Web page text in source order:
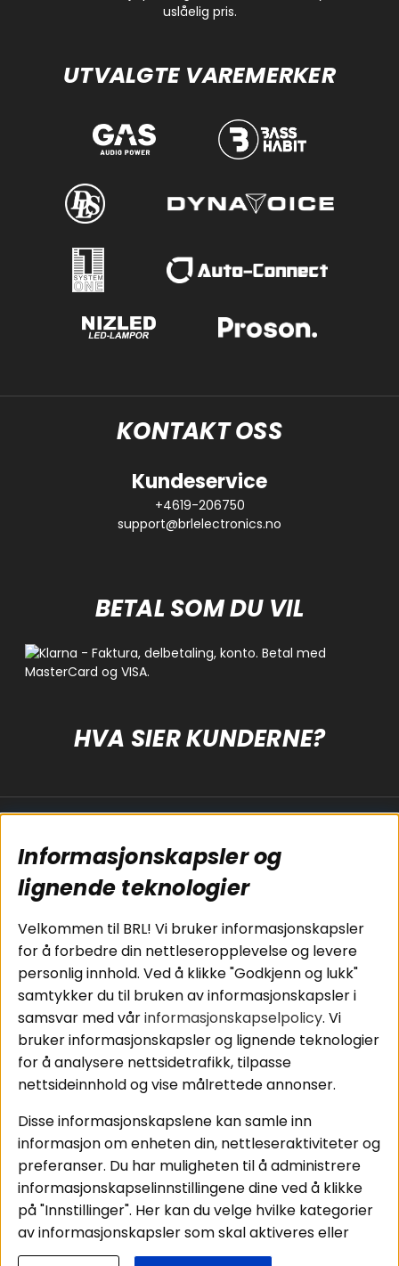
uslåelig pris.
UTVALGTE VAREMERKER
KONTAKT OSS
Kundeservice
+4619-206750
support@brlelectronics.no
BETAL SOM DU VIL
HVA SIER KUNDERNE?
Koblingsguide for
subwoofers
Tilkobling av
bilforsterker
Koblingsguide for
midbasser
Butikker
Våre ambassadører
- Team BRL
Cookies
Kjøpsvilkår
Personvernpolicy
Service / Garanti /
Retur
Billyd
Lyd til hjemmet
Pakkeløsninger
Hva passer i bilen
Instagram
Facebook
Youtube
Tiktok
Informasjonskapsler og
lignende teknologier
Velkommen til BRL! Vi bruker informasjonskapsler
for å forbedre din nettleseropplevelse og levere
personlig innhold. Ved å klikke "Godkjenn og lukk"
samtykker du til bruken av informasjonskapsler i
samsvar med vårinformasjonskapselpolicy. Vi
bruker informasjonskapsler og lignende teknologier
for å analysere nettsidetrafikk, tilpasse
nettsideinnhold og vise målrettede annonser.
Disse informasjonskapslene kan samle inn
informasjon om enheten din, nettleseraktiviteter og
preferanser. Du har muligheten til å administrere
informasjonskapselinnstillingene dine ved å klikke
på "Innstillinger". Her kan du velge hvilke kategorier
av informasjonskapsler som skal aktiveres eller
deaktiveres. Vær oppmerksom på at deaktivering